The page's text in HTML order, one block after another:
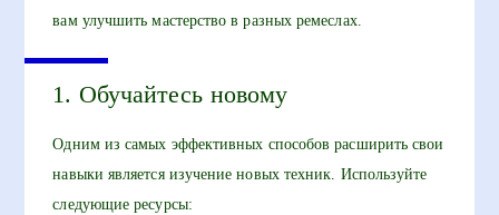
вам улучшить мастерство в разных ремеслах.
1. Обучайтесь новому
Одним из самых эффективных способов расширить свои
навыки является изучение новых техник. Используйте
следующие ресурсы: